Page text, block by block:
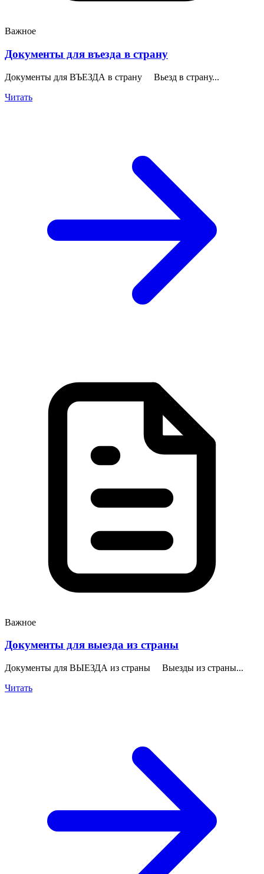
Важное
Документы для въезда в страну
Документы для ВЪЕЗДА в страну Вьезд в страну...
Читать
Важное
Документы для выезда из страны
Документы для ВЫЕЗДА из страны Выезды из страны...
Читать